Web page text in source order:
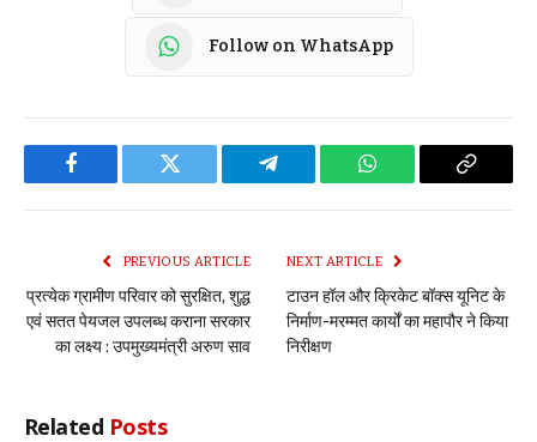
Follow on WhatsApp
Facebook Twitter Telegram WhatsApp Copy
PREVIOUS ARTICLE
प्रत्येक ग्रामीण परिवार को सुरक्षित, शुद्ध
एवं सतत पेयजल उपलब्ध कराना सरकार
का लक्ष्य : उपमुख्यमंत्री अरुण साव
NEXT ARTICLE
टाउन हॉल और क्रिकेट बॉक्स यूनिट के
निर्माण-मरम्मत कार्यों का महापौर ने किया
निरीक्षण
Related Posts